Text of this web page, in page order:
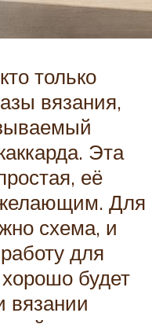
только
вязания,
Эта
её
Для
схема, и
для
будет
вязании